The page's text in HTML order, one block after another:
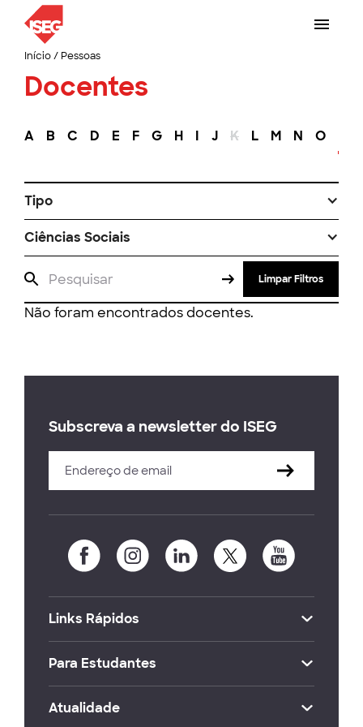
Início/ Pessoas
Docentes
A B C D E F G H I J K L M N O
Tipo
Ciências Sociais
Limpar Filtros
Não foram encontrados docentes.
Subscreva a newsletter do ISEG
Links Rápidos
Para Estudantes
Atualidade